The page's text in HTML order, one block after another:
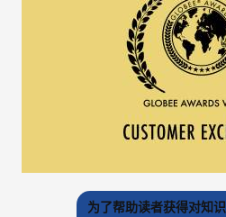
为了帮助读者获得对知